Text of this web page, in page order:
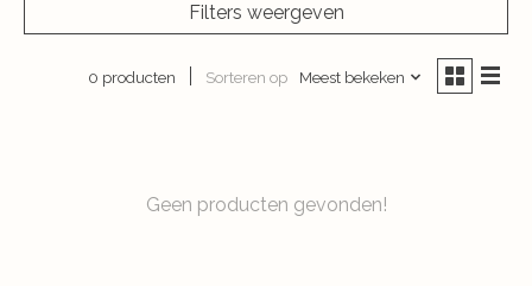
Filters weergeven
0 producten Sorteren op Meest bekeken
Geen producten gevonden!